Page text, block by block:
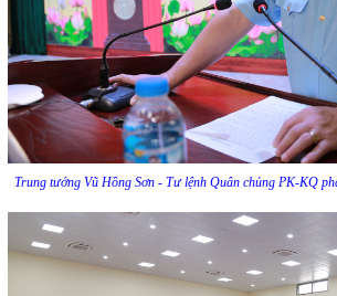
Trung tướng Vũ Hồng Sơn - Tư lệnh Quân chủng PK-KQ